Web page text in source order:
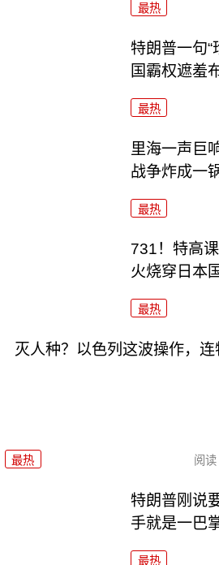
最热
特朗普一句“
国霸权遮羞
最热
里海一声巨
战争炸成一
最热
731！特高
火烧穿日本
最热
灭人种？以色列这波操作，连
最热 阅读
特朗普刚说
手就是一巴
最热